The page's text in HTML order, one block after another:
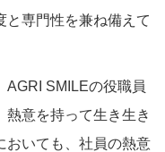
と専門性を兼ね備えて
AGRI SMILEの役職員
熱意を持って生き生き
おいても、社員の熱意